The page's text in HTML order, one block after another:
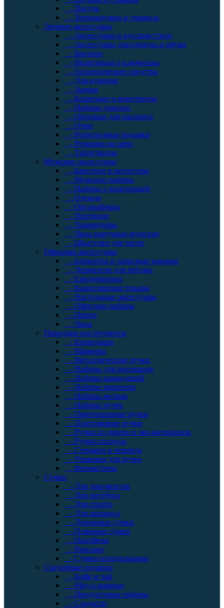
- Посуда
- Термокружки и термосы
Личные аксессуары
- Аксессуары в русском стиле
- Аксессуары для одежды и обуви
- Брелоки
- Визитницы и ключницы
- Гигиенические средства
- Для курения
- Значки
- Кошельки и монетницы
- Наборы унисекс
- Обложки для паспорта
- Очки
- Религиозные подарки
- Ремешки на шею
- Таблетницы
Мужские аксессуары
- Барсетки и несессеры
- Мужские наборы
- Наборы с визитницей
- Одежда
- Органайзеры
- Портмоне
- Хьюмидоры
- Часы наручные мужские
- Шкатулки для часов
Офисные аксессуары
- Блокноты и записные книжки
- Держатели для бейджа
- Ежедневники
- Канцелярские товары
- Настольные аксессуары
- Офисные наборы
- Папки
- Часы
Пишущие инструменты
- Карандаши
- Маркеры
- Металлические ручки
- Наборы для рисования
- Наборы карандашей
- Наборы маркеров
- Наборы мелков
- Наборы ручек
- Оригинальные ручки
- Пластиковые ручки
- Ручки из дерева и эко-материалов
- Ручки-стилусы
- Стержни и чернила
- Упаковка для ручек
- Фломастеры
Сумки
- Для документов
- Для ноутбука
- Для спорта
- Для шопинга
- Дорожные сумки
- Пляжные сумки
- Портфели
- Рюкзаки
- Сумки-холодильники
Съедобные подарки
- Кофе и чай
- Мёд и варенье
- Продуктовые наборы
- Сладости